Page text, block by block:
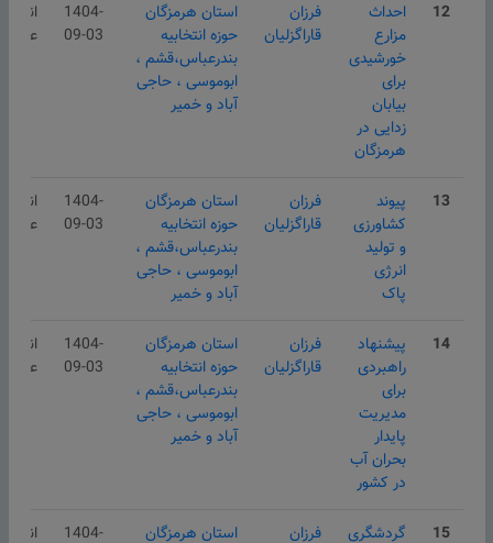
12
احداث
مزارع
خورشیدی
برای
بیابان
زدایی در
هرمزگان
فرزان
قاراگزلیان
استان هرمزگان
حوزه انتخابیه
بندرعباس،قشم ،
ابوموسی ، حاجی
آباد و خمیر
1404-
09-03
انتشار
13
پیوند
کشاورزی
و تولید
انرژی
پاک
فرزان
قاراگزلیان
استان هرمزگان
حوزه انتخابیه
بندرعباس،قشم ،
ابوموسی ، حاجی
آباد و خمیر
1404-
09-03
انتشار
14
پیشنهاد
راهبردی
برای
مدیریت
پایدار
بحران آب
در کشور
فرزان
قاراگزلیان
استان هرمزگان
حوزه انتخابیه
بندرعباس،قشم ،
ابوموسی ، حاجی
آباد و خمیر
1404-
09-03
انتشار
15
گردشگری
فرزان
استان هرمزگان
1404-
انتشار